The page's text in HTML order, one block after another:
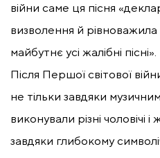
війни саме ця пісня
визволення й
майбутнє усі жалібні пісні».
Після Першої світової
не тільки завдяки
виконували різні чоловічі
завдяки глибокому